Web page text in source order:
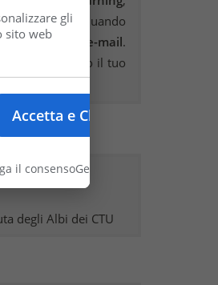
dispositivo, quando
attestato via e-mail.
presso il tuo
degli Albi dei CTU
gli
sito web
Accetta e Chiudi
il consensoGestisci le opzioni